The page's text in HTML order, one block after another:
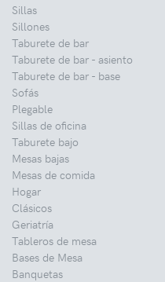
Sillas
Sillones
Taburete de bar
Taburete de bar - asiento
Taburete de bar - base
Sofás
Plegable
Sillas de oficina
Taburete bajo
Mesas bajas
Mesas de comida
Hogar
Clásicos
Geriatría
Tableros de mesa
Bases de Mesa
Banquetas